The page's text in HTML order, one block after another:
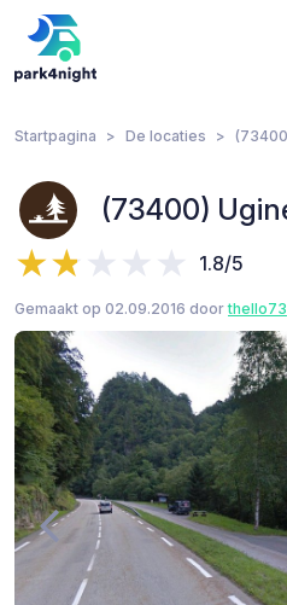
Startpagina De locaties
(73400)
1.8/5
Gemaakt op 02.09.2016 doorthello73